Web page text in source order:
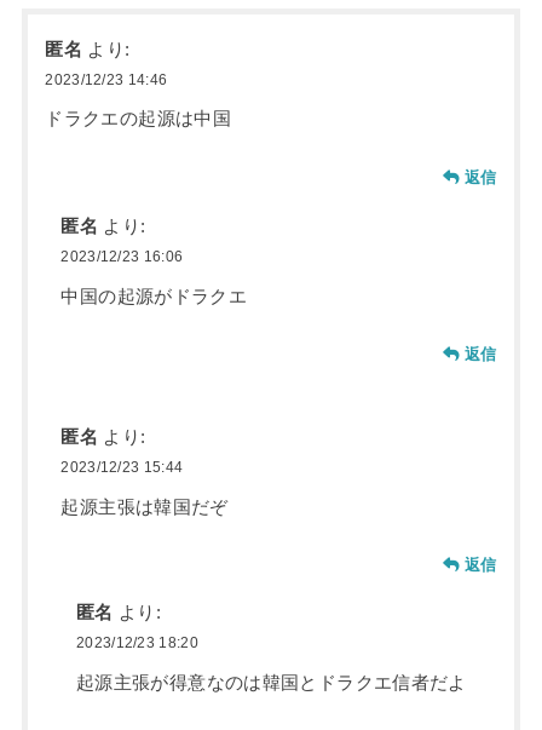
匿名 より:
2023/12/23 14:46
ドラクエの起源は中国
返信
匿名 より:
2023/12/23 16:06
中国の起源がドラクエ
返信
匿名 より:
2023/12/23 15:44
起源主張は韓国だぞ
返信
匿名 より:
2023/12/23 18:20
起源主張が得意なのは韓国とドラクエ信者だよ